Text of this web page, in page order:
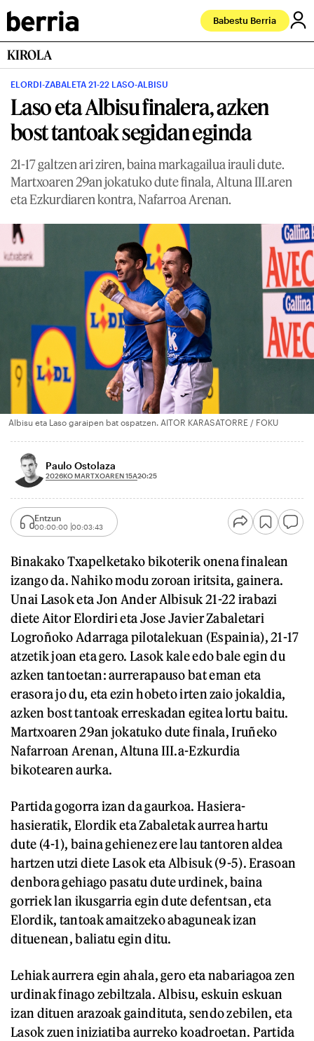
Babestu Berria
KIROLA
ELORDI-ZABALETA 21-22 LASO-ALBISU
Laso eta Albisu finalera, azken
bost tantoak segidan eginda
21-17 galtzen ari ziren, baina markagailua irauli dute.
Martxoaren 29an jokatuko dute finala, Altuna III.aren
eta Ezkurdiaren kontra, Nafarroa Arenan.
Albisu eta Laso garaipen bat ospatzen. AITOR KARASATORRE / FOKU
Paulo Ostolaza
2026KO MARTXOAREN 15A20:25
Entzun
00:00:00 00:03:43
Binakako Txapelketako bikoterik onena finalean
izango da. Nahiko modu zoroan iritsita, gainera.
Unai Lasok eta Jon Ander Albisuk 21-22 irabazi
diete Aitor Elordiri eta Jose Javier Zabaletari
Logroñoko Adarraga pilotalekuan (Espainia), 21-17
atzetik joan eta gero. Lasok kale edo bale egin du
azken tantoetan: aurrerapauso bat eman eta
erasora jo du, eta ezin hobeto irten zaio jokaldia,
azken bost tantoak erreskadan egitea lortu baitu.
Martxoaren 29an jokatuko dute finala, Iruñeko
Nafarroan Arenan, Altuna III.a-Ezkurdia
bikotearen aurka.
Partida gogorra izan da gaurkoa. Hasiera-
hasieratik, Elordik eta Zabaletak aurrea hartu
dute (4-1), baina gehienez ere lau tantoren aldea
hartzen utzi diete Lasok eta Albisuk (9-5). Erasoan
denbora gehiago pasatu dute urdinek, baina
gorriek lan ikusgarria egin dute defentsan, eta
Elordik, tantoak amaitzeko abaguneak izan
dituenean, baliatu egin ditu.
Lehiak aurrera egin ahala, gero eta nabariagoa zen
urdinak finago zebiltzala. Albisu, eskuin eskuan
izan dituen arazoak gaindituta, sendo zebilen, eta
Lasok zuen iniziatiba aurreko koadroetan. Partida